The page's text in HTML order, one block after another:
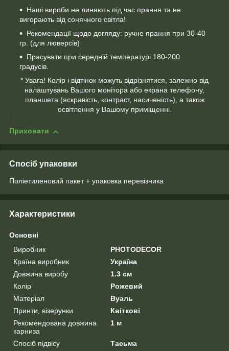
Наші вироби не линяють під час прання та не
вигорають від сонячного світла!
Рекомендації щодо догляду: ручне прання при 30-40
гр. (для люверсів)
Прасувати при середній температурі 180-200
градусів.
* Увага! Колір і відтінок можуть відрізнятися, залежно від
налаштувань Вашого монітора або екрана телефону,
планшета (яскравість, контраст, насиченість), а також
освітлення у Вашому приміщенні.
Приховати
Спосіб упаковки
Поліетиленовий пакет + упаковка перевізника
Характеристики
Основні
Виробник
PHOTODECOR
Країна виробник
Україна
Довжина виробу
1.3 см
Колір
Рожевий
Матеріал
Вуаль
Принти, візерунки
Квіткові
Рекомендована довжина
карниза
1 м
Спосіб підвісу
Тасьма